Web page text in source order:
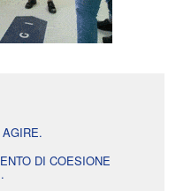
DI COESIONE